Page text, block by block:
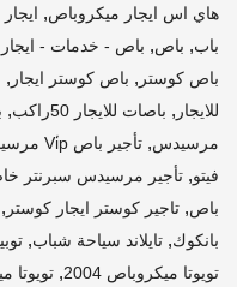
هاي اس ايجار ميكروباص,
باب, باص, باص - خدمات -
باص كوستر , باص كوستر ايجار ,
للايجار , باصات للايجار 50راكب ,
مرسيدس, تأجير باص Vi̇p مرسيدس سبرنتر
فيتو, تأجير مرسيدس سبرنتر
باص, تاجير كوستر ايجار كوستر ,
بانكوك, تايلاند سياحة شباب,
تويوتا ميكروباص 2004 , تويوتا